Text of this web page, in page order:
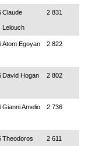
Claude
Lelouch
2 831
Atom Egoyan 2 822
David Hogan 2 802
Gianni Amelio 2 736
Theodoros 2 611